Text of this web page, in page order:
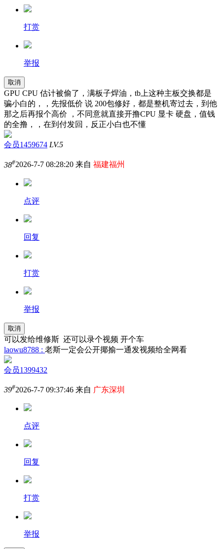
打赏
举报
取消
GPU CPU 估计被偷了，满板子焊油，tb上这种主板交换都是
骗小白的，，先报低价 说 200包修好，都是整机寄过去，到他
那之后再报个高价 ，不同意就直接开撸CPU 显卡 硬盘，值钱
的全撸，，在到付发回，反正小白也不懂
会员1459674 LV.5
38#2026-7-7 08:28:20 来自 福建福州
点评
回复
打赏
举报
取消
可以发给维修斯 还可以录个视频 开个车
laowu8788 : 老斯一定会公开揶揄一通发视频给全网看
会员1399432
39#2026-7-7 09:37:46 来自 广东深圳
点评
回复
打赏
举报